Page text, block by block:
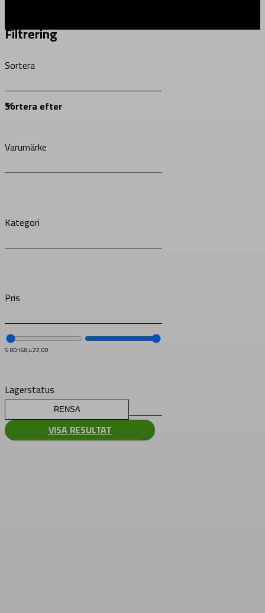
Filtrering
Sortera
Varumärke
Kategori
Pris
5.00168,422.00
Lagerstatus
RENSA
VISA RESULTAT